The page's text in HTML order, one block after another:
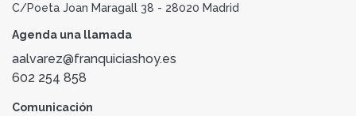
C/Poeta Joan Maragall 38 - 28020 Madrid
Agenda una llamada
aalvarez@franquiciashoy.es
602 254 858
Comunicación